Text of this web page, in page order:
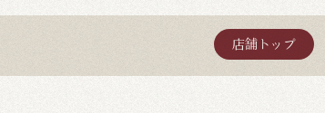
店舗トップ